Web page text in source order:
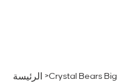
الرئيسة >Crystal Bears Big